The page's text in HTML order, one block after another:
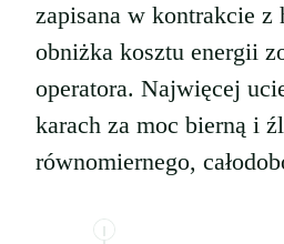
zapisana w kontrakcie z
obniżka kosztu energii
operatora. Najwięcej
karach za moc bierną i
równomiernego,